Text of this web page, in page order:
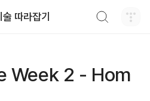
따라잡기
Week 2 - Hom